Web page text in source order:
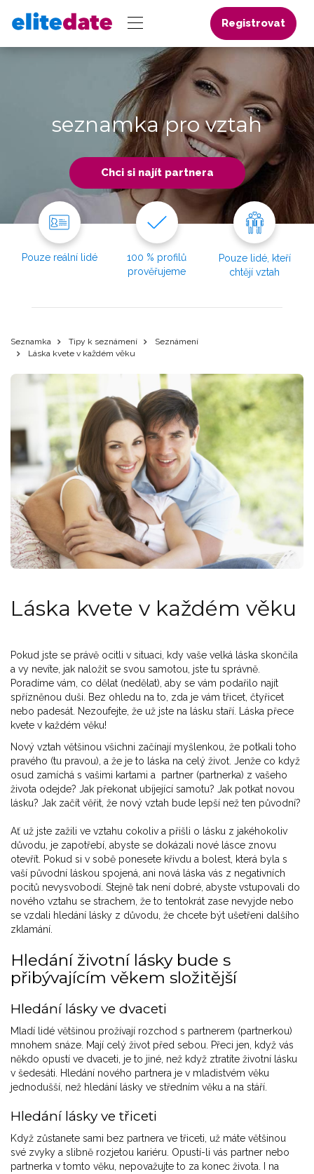
Registrovat
seznamka pro vztah
Chci si najít partnera
Pouze reální lidé
100 % profilů
prověřujeme
Pouze lidé, kteří
chtějí vztah
Seznamka Tipy k seznámení
Seznámení
Láska kvete v každém věku
Láska kvete v každém věku
Pokud jste se právě ocitli v situaci, kdy vaše velká láska skončila
a vy nevíte, jak naložit se svou samotou, jste tu správně.
Poradíme vám, co dělat (nedělat), aby se vám podařilo najít
spřízněnou duši. Bez ohledu na to, zda je vám třicet, čtyřicet
nebo padesát. Nezoufejte, že už jste na lásku staří. Láska přece
kvete v každém věku!
Nový vztah většinou všichni začínají myšlenkou, že potkali toho
pravého (tu pravou), a že je to láska na celý život. Jenže co když
osud zamíchá s vašimi kartami a partner (partnerka) z vašeho
života odejde? Jak překonat ubíjející samotu? Jak potkat novou
lásku? Jak začít věřit, že nový vztah bude lepší než ten původní?
Ať už jste zažili ve vztahu cokoliv a přišli o lásku z jakéhokoliv
důvodu, je zapotřebí, abyste se dokázali nové lásce znovu
otevřít. Pokud si v sobě ponesete křivdu a bolest, která byla s
vaší původní láskou spojená, ani nová láska vás z negativních
pocitů nevysvobodí. Stejně tak není dobré, abyste vstupovali do
nového vztahu se strachem, že to tentokrát zase nevyjde nebo
se vzdali hledání lásky z důvodu, že chcete být ušetřeni dalšího
zklamání.
Hledání životní lásky bude s
přibývajícím věkem složitější
Hledání lásky ve dvaceti
Mladí lidé většinou prožívají rozchod s partnerem (partnerkou)
mnohem snáze. Mají celý život před sebou. Přeci jen, když vás
někdo opustí ve dvaceti, je to jiné, než když ztratíte životní lásku
v šedesáti. Hledání nového partnera je v mladistvém věku
jednodušší, než hledání lásky ve středním věku a na stáří.
Hledání lásky ve třiceti
Když zůstanete sami bez partnera ve třiceti, už máte většinou
své zvyky a slibně rozjetou kariéru. Opustí-li vás partner nebo
partnerka v tomto věku, nepovažujte to za konec života. I na